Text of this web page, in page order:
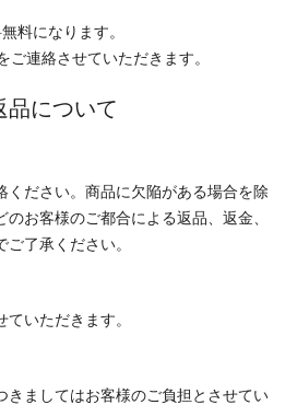
料になります。
連絡させていただきます。
品について
ください。商品に欠陥がある場合を除
お客様のご都合による返品、返金、
了承ください。
いただきます。
きましてはお客様のご負担とさせてい